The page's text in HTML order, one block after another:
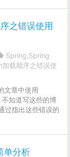
之错误使用
Spring,Spring
载顺序之错误使
文章中使用
知道写这些的博
过指出这些错误的
单分析